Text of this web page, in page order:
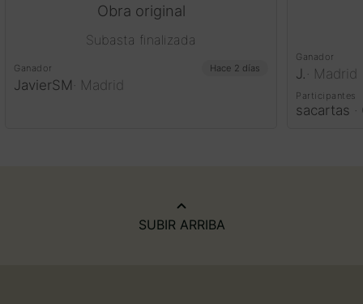
Obra original
Subasta finalizada
Ganador Hace 2 días
JavierSM · Madrid
Ganador
J. · Madrid
Participantes
sacartas ·
SUBIR ARRIBA